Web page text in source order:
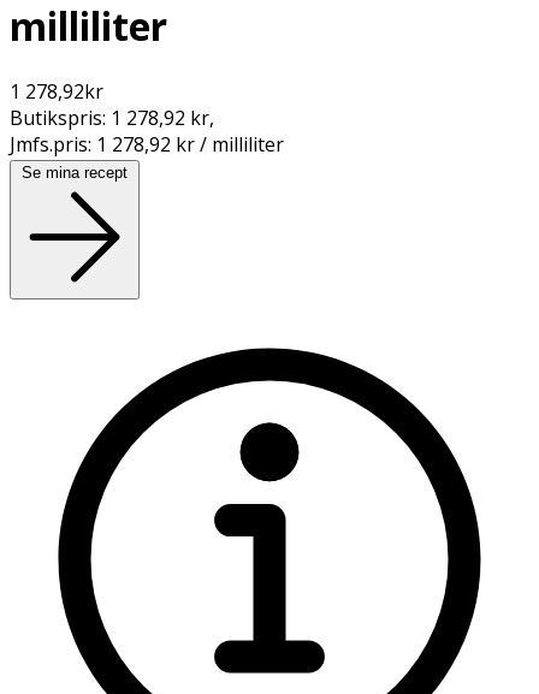
milliliter
1 278,92kr
Butikspris: 1 278,92 kr,
Jmfs.pris: 1 278,92 kr / milliliter
Se mina recept